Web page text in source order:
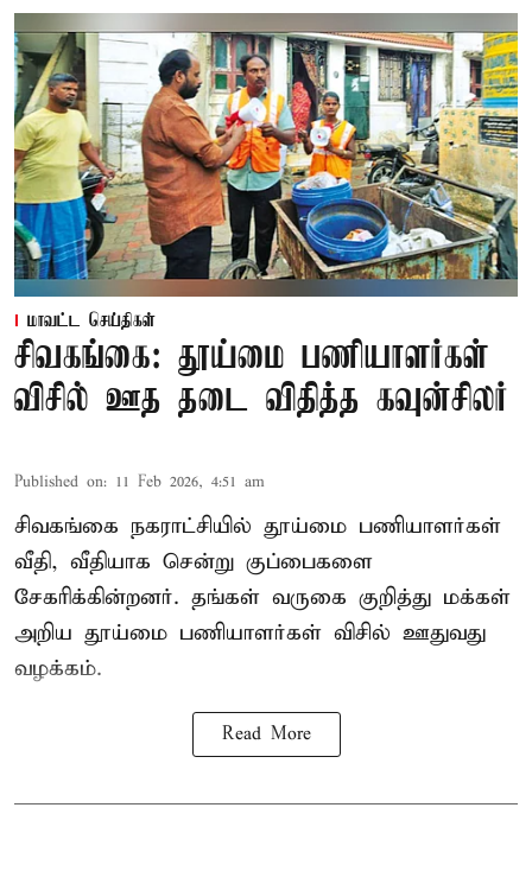
மாவட்ட செய்திகள்
சிவகங்கை: தூய்மை பணியாளர்கள்
விசில் ஊத தடை விதித்த கவுன்சிலர்
Published on: 11 Feb 2026, 4:51 am
சிவகங்கை நகராட்சியில் தூய்மை பணியாளர்கள்
வீதி, வீதியாக சென்று குப்பைகளை
சேகரிக்கின்றனர். தங்கள் வருகை குறித்து மக்கள்
அறிய தூய்மை பணியாளர்கள் விசில் ஊதுவது
வழக்கம்.
Read More